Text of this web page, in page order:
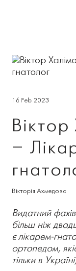
16 Feb 2023
Віктор
–
Вікторія Ахмедова
Видатний
більш ніж
є лікарем-
ортопедом,
тільки в